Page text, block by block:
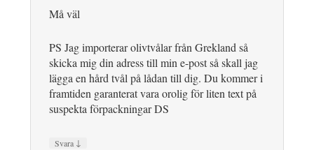
Må väl
PS Jag importerar olivtvålar från Grekland så
skicka mig din adress till min e-post så skall jag
lägga en hård tvål på lådan till dig. Du kommer i
framtiden garanterat vara orolig för liten text på
suspekta förpackningar DS
Svara ↓